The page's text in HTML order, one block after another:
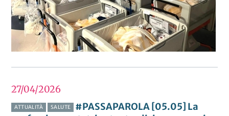
27/042026
ATTUALITÀ SALUTE
#PASSAPAROLA [05.05] La